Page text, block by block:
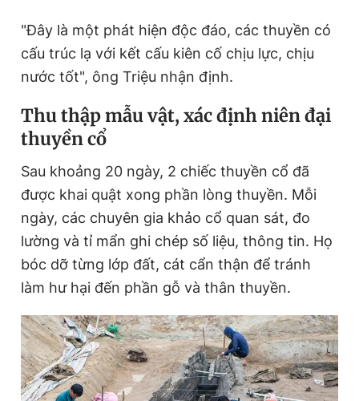
"Đây là một phát hiện độc đáo, các thuyền có
cấu trúc lạ với kết cấu kiên cố chịu lực, chịu
nước tốt", ông Triệu nhận định.
Thu thập mẫu vật, xác định niên đại
thuyền cổ
Sau khoảng 20 ngày, 2 chiếc thuyền cổ đã
được khai quật xong phần lòng thuyền. Mỗi
ngày, các chuyên gia khảo cổ quan sát, đo
lường và tỉ mẩn ghi chép số liệu, thông tin. Họ
bóc dỡ từng lớp đất, cát cẩn thận để tránh
làm hư hại đến phần gỗ và thân thuyền.